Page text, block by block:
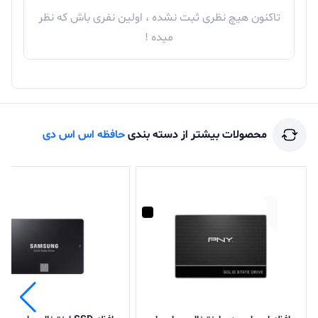
تاکنون هیچ نظری ثبت نشده ، اولین نفری باش که نظر
میده !
محصولات بیشتر از دسته بندیحافظه اس اس دی